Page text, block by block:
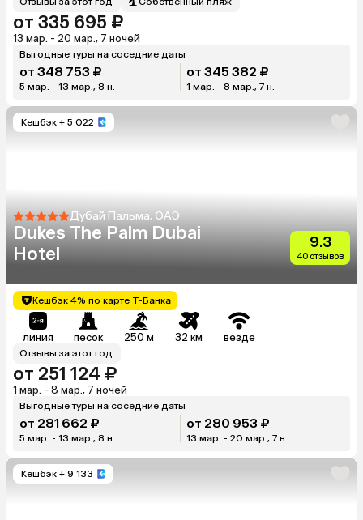
от 335 695 ₽
13 мар. - 20 мар., 7 ночей
Выгодные туры на соседние даты
от 348 753 ₽
5 мар. - 13 мар., 8 н.
от 345 382 ₽
1 мар. - 8 мар., 7 н.
Кешбэк + 5 022
Дубай Пальма, ОАЭ
Dukes The Palm Dubai
Hotel
9.3
40 отзывов
Кешбэк 4% по карте Т-Банка
линия песок 250 м 32 км везде
Отзывы за этот год
от 251 124 ₽
1 мар. - 8 мар., 7 ночей
Выгодные туры на соседние даты
от 281 662 ₽
5 мар. - 13 мар., 8 н.
от 280 953 ₽
13 мар. - 20 мар., 7 н.
Кешбэк + 9 133